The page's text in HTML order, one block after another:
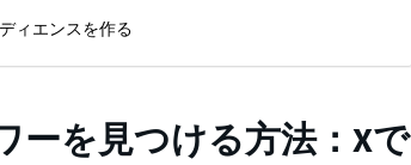
ィエンスを作る
ーを見つける方法：Xで